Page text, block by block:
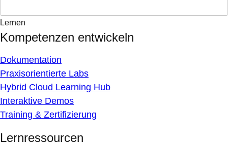
Lernen
Kompetenzen entwickeln
Dokumentation
Praxisorientierte Labs
Hybrid Cloud Learning Hub
Interaktive Demos
Training & Zertifizierung
Lernressourcen